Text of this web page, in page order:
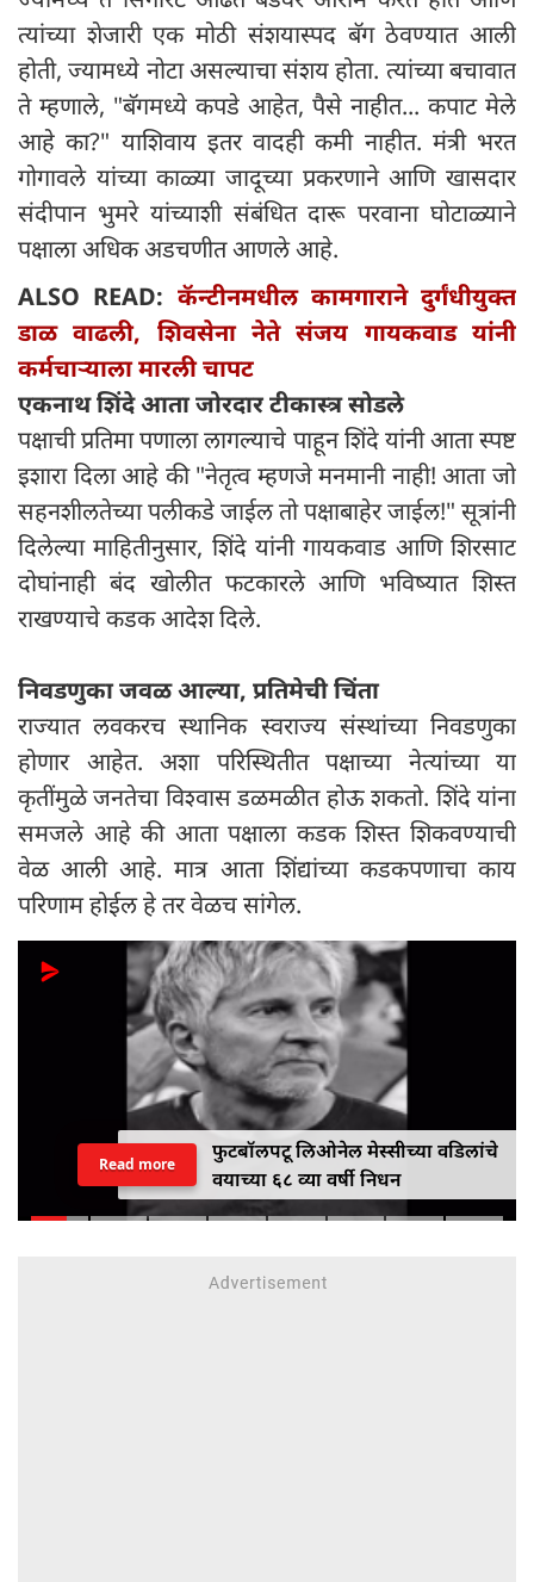
त्यांच्या शेजारी एक मोठी संशयास्पद बॅग ठेवण्यात आली
होती, ज्यामध्ये नोटा असल्याचा संशय होता. त्यांच्या बचावात
ते म्हणाले, "बॅगमध्ये कपडे आहेत, पैसे नाहीत... कपाट मेले
आहे का?" याशिवाय इतर वादही कमी नाहीत. मंत्री भरत
गोगावले यांच्या काळ्या जादूच्या प्रकरणाने आणि खासदार
संदीपान भुमरे यांच्याशी संबंधित दारू परवाना घोटाळ्याने
पक्षाला अधिक अडचणीत आणले आहे.
ALSO READ: कॅन्टीनमधील कामगाराने दुर्गंधीयुक्त
डाळ वाढली, शिवसेना नेते संजय गायकवाड यांनी
कर्मचाऱ्याला मारली चापट
एकनाथ शिंदे आता जोरदार टीकास्त्र सोडले
पक्षाची प्रतिमा पणाला लागल्याचे पाहून शिंदे यांनी आता स्पष्ट
इशारा दिला आहे की "नेतृत्व म्हणजे मनमानी नाही! आता जो
सहनशीलतेच्या पलीकडे जाईल तो पक्षाबाहेर जाईल!" सूत्रांनी
दिलेल्या माहितीनुसार, शिंदे यांनी गायकवाड आणि शिरसाट
दोघांनाही बंद खोलीत फटकारले आणि भविष्यात शिस्त
राखण्याचे कडक आदेश दिले.
निवडणुका जवळ आल्या, प्रतिमेची चिंता
राज्यात लवकरच स्थानिक स्वराज्य संस्थांच्या निवडणुका
होणार आहेत. अशा परिस्थितीत पक्षाच्या नेत्यांच्या या
कृतींमुळे जनतेचा विश्वास डळमळीत होऊ शकतो. शिंदे यांना
समजले आहे की आता पक्षाला कडक शिस्त शिकवण्याची
वेळ आली आहे. मात्र आता शिंद्यांच्या कडकपणाचा काय
परिणाम होईल हे तर वेळच सांगेल.
फुटबॉलपटू लिओनेल मेस्सीच्या वडिलांचे
वयाच्या ६८ व्या वर्षी निधन
Read more